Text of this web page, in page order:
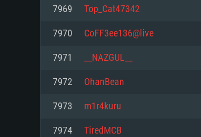
Minimum
Mémoire: 4 GB
Minimum
processeurs Intel Xeon ne
Minimum
modernes
Processeur: Dual-Core 2.4
7969 Top_Cat47342
7970 CoFF3ee136@live
7971 __NAZGUL__
7972 OhanBean
7973 m1r4kuru
7974 TiredMCB